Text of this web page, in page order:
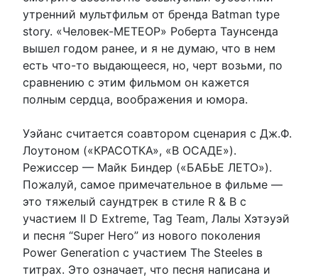
утренний мультфильм от бренда Batman type
story. «Человек-МЕТЕОР» Роберта Таунсенда
вышел годом ранее, и я не думаю, что в нем
есть что-то выдающееся, но, черт возьми, по
сравнению с этим фильмом он кажется
полным сердца, воображения и юмора.
Уэйанс считается соавтором сценария с Дж.Ф.
Лоутоном («КРАСОТКА», «В ОСАДЕ»).
Режиссер — Майк Биндер («БАБЬЕ ЛЕТО»).
Пожалуй, самое примечательное в фильме —
это тяжелый саундтрек в стиле R & B с
участием II D Extreme, Tag Team, Лалы Хэтэуэй
и песня “Super Hero” из нового поколения
Power Generation с участием The Steeles в
титрах. Это означает, что песня написана и